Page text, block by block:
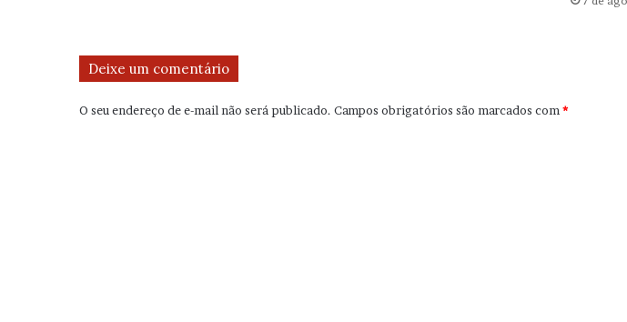
Deixe um comentário
O seu endereço de e-mail não será publicado. Campos obrigatórios são marcados com*